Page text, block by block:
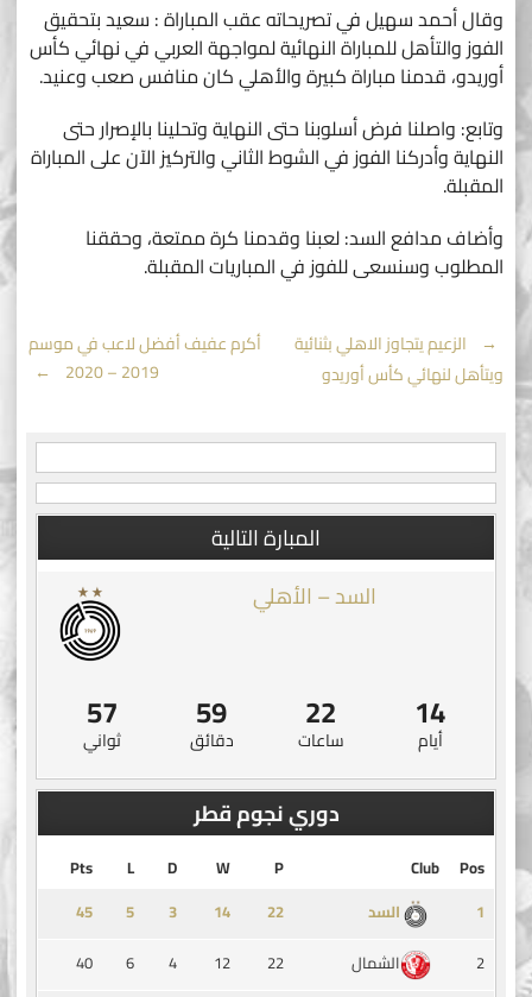
وقال أحمد سهيل في تصريحاته عقب المباراة : سعيد بتحقيق
الفوز والتأهل للمباراة النهائية لمواجهة العربي في نهائي كأس
أوريدو، قدمنا مباراة كبيرة والأهلي كان منافس صعب وعنيد.
وتابع: واصلنا فرض أسلوبنا حتى النهاية وتحلينا بالإصرار حتى
النهاية وأدركنا الفوز في الشوط الثاني والتركيز الآن على المباراة
المقبلة.
وأضاف مدافع السد: لعبنا وقدمنا كرة ممتعة، وحققنا
المطلوب وسنسعى للفوز في المباريات المقبلة.
Post
navigation
←
الزعيم يتجاوز الاهلي بثنائية
ويتأهل لنهائي كأس أوريدو
أكرم عفيف أفضل لاعب في موسم
2019 – 2020
→
المبارة التالية
السد – الأهلي
14
أيام
22
ساعات
59
دقائق
57
ثواني
دوري نجوم قطر
Pos
Club
P
W
D
L
Pts
1
السد ‏22
14
3
5
45
2
الشمال 22
12
4
6
40